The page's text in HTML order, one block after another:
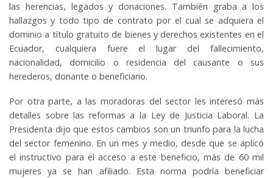
las herencias, legados y donaciones. También graba a los
hallazgos y todo tipo de contrato por el cual se adquiera el
dominio a título gratuito de bienes y derechos existentes en el
Ecuador, cualquiera fuere el lugar del fallecimiento,
nacionalidad, domicilio o residencia del causante o sus
herederos, donante o beneficiario.
Por otra parte, a las moradoras del sector les interesó más
detalles sobre las reformas a la Ley de Justicia Laboral. La
Presidenta dijo que estos cambios son un triunfo para la lucha
del sector femenino. En un mes y medio, desde que se aplicó
el instructivo para el acceso a este beneficio, más de 60 mil
mujeres ya se han afiliado. Esta norma podría beneficiar